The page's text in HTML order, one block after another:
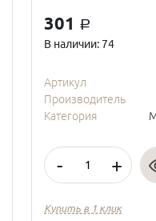
301 a
В наличии: 74
Артикул
Производитель
Категория
- +
Купить в 1 клик